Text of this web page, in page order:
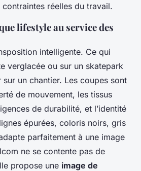
réelles du travail.
lifestyle au service des
intelligente. Ce qui
verglacée ou sur un skatepark
un chantier. Les coupes sont
de mouvement, les tissus
de durabilité, et l’identité
épurées, coloris noirs, gris
parfaitement à une image
ne se contente pas de
propose une image de